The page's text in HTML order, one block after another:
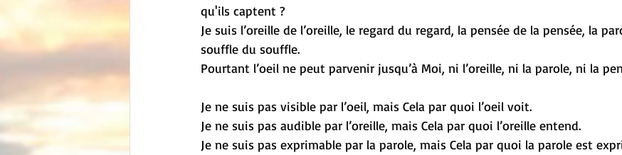
qu'ils captent ?
Je suis l’oreille de l’oreille, le regard du regard, la pensée de la pensée, la
souffle du souffle.
Pourtant l’oeil ne peut parvenir jusqu’à Moi, ni l’oreille, ni la parole, ni la
Je ne suis pas visible par l’oeil, mais Cela par quoi l’oeil voit.
Je ne suis pas audible par l’oreille, mais Cela par quoi l’oreille entend.
Je ne suis pas exprimable par la parole, mais Cela par quoi la parole est